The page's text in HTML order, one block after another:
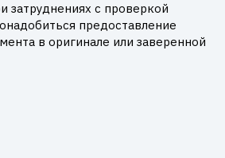
затруднениях с проверкой
предоставление
в оригинале или заверенной